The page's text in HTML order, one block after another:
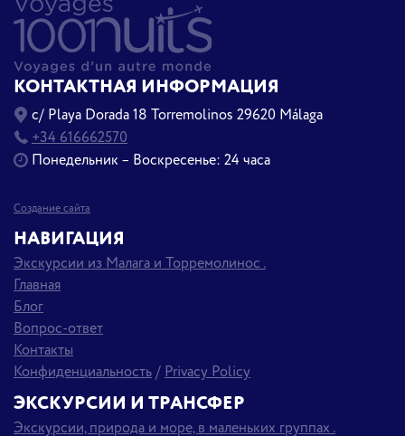
КОНТАКТНАЯ ИНФОРМАЦИЯ
c/ Playa Dorada 18 Torremolinos 29620 Málaga
+34 616662570
Понедельник – Воскресенье: 24 часа
Создание сайта
НАВИГАЦИЯ
Экскурсии из Малага и Торремолинос .
Главная
Блог
Вопрос-ответ
Контакты
Конфиденциальность / Privacy Policy
ЭКСКУРСИИ И ТРАНСФЕР
Экскурсии, природа и море, в маленьких группах .